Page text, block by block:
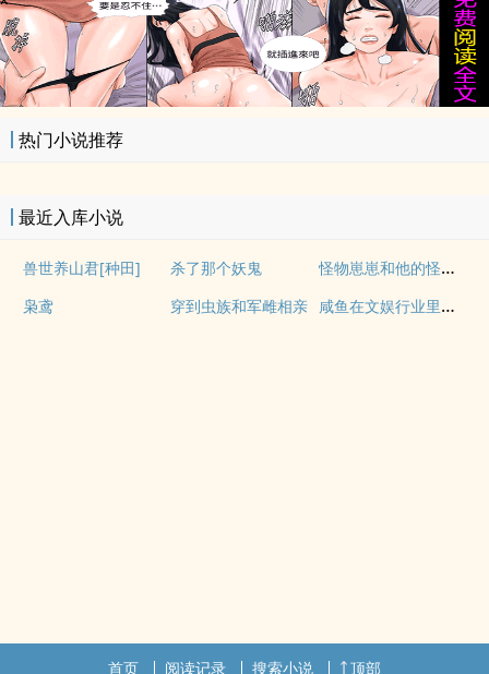
热门小说推荐
最近入库小说
兽世养山君[种田] 杀了那个妖鬼 怪物崽崽和他的怪物监护人
枭鸢 穿到虫族和军雌相亲 咸鱼在文娱行业里疯狂内卷
首页 阅读记录 搜索小说 顶部